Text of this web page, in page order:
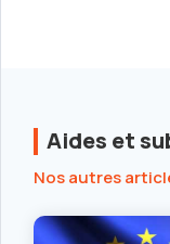
Aides et
Nos autres